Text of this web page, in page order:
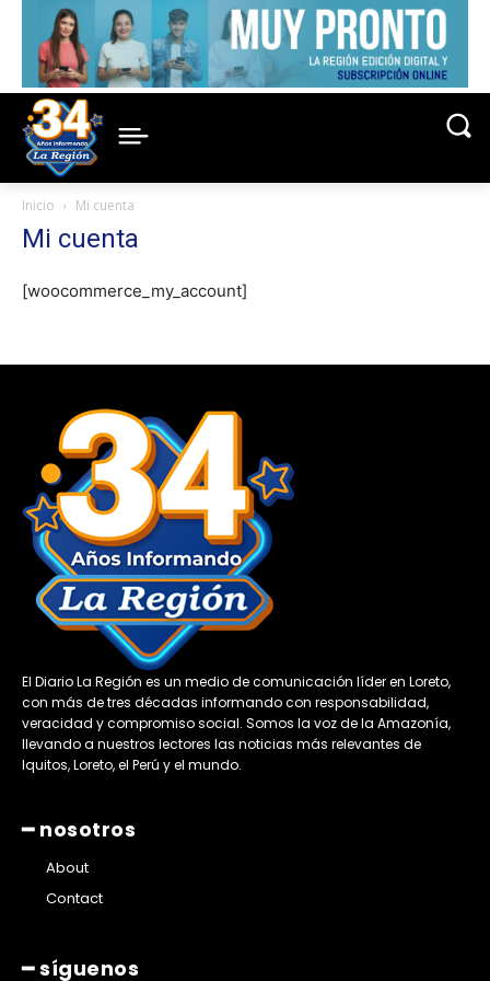
━ Planes
Inicio Mi cuenta
Mi cuenta
[woocommerce_my_account]
El Diario La Región es un medio de comunicación líder en Loreto,
con más de tres décadas informando con responsabilidad,
veracidad y compromiso social. Somos la voz de la Amazonía,
llevando a nuestros lectores las noticias más relevantes de
Iquitos, Loreto, el Perú y el mundo.
━ nosotros
About
Contact
━ síguenos